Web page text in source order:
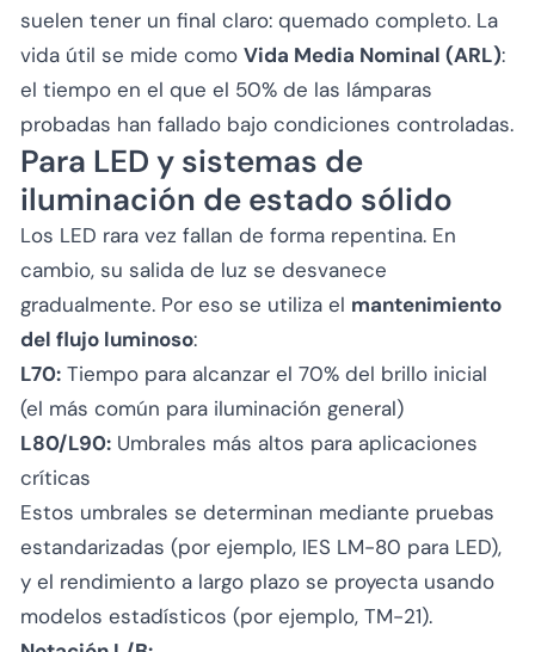
suelen tener un final claro: quemado completo. La
vida útil se mide como Vida Media Nominal (ARL):
el tiempo en el que el 50% de las lámparas
probadas han fallado bajo condiciones controladas.
Para LED y sistemas de
iluminación de estado sólido
Los LED rara vez fallan de forma repentina. En
cambio, su salida de luz se desvanece
gradualmente. Por eso se utiliza el mantenimiento
del flujo luminoso:
L70: Tiempo para alcanzar el 70% del brillo inicial
(el más común para iluminación general)
L80/L90: Umbrales más altos para aplicaciones
críticas
Estos umbrales se determinan mediante pruebas
estandarizadas (por ejemplo, IES LM-80 para LED),
y el rendimiento a largo plazo se proyecta usando
modelos estadísticos (por ejemplo, TM-21).